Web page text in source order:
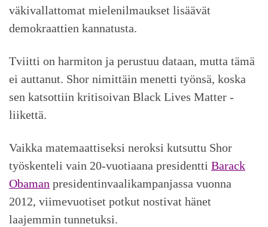
väkivallattomat mielenilmaukset lisäävät
demokraattien kannatusta.
Tviitti on harmiton ja perustuu dataan, mutta tämä
ei auttanut. Shor nimittäin menetti työnsä, koska
sen katsottiin kritisoivan Black Lives Matter -
liikettä.
Vaikka matemaattiseksi neroksi kutsuttu Shor
työskenteli vain 20-vuotiaana presidentti Barack
Obaman presidentinvaalikampanjassa vuonna
2012, viimevuotiset potkut nostivat hänet
laajemmin tunnetuksi.